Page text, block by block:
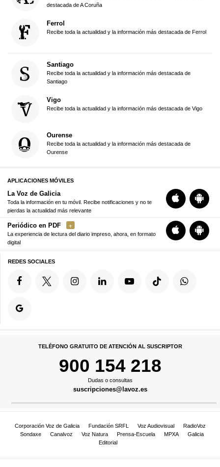
destacada de A Coruña
Ferrol
Recibe toda la actualidad y la información más destacada de Ferrol
Santiago
Recibe toda la actualidad y la información más destacada de
Santiago
Vigo
Recibe toda la actualidad y la información más destacada de Vigo
Ourense
Recibe toda la actualidad y la información más destacada de
Ourense
APLICACIONES MÓVILES
La Voz de Galicia
Toda la información en tu móvil. Recibe notificaciones y no te
pierdas la actualidad más relevante
Periódico en PDF
La experiencia de lectura del diario impreso, ahora, en formato
digital
REDES SOCIALES
TELÉFONO GRATUITO DE ATENCIÓN AL SUSCRIPTOR
900 154 218
Dudas o consultas
suscripciones@lavoz.es
Corporación Voz de Galicia Fundación SRFL Voz Audiovisual
RadioVoz
Sondaxe
Canalvoz Voz Natura Prensa-Escuela MPXA
Galicia
Editorial